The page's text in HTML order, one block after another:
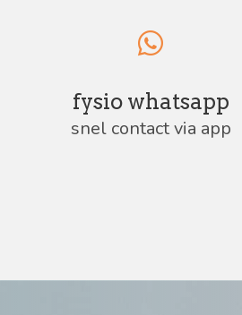
fysio whatsapp
snel contact via app